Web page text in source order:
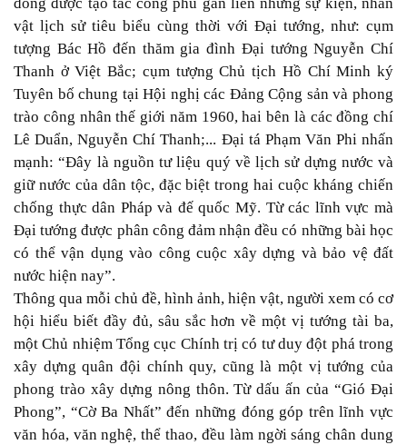
vật lịch sử tiêu biểu cùng thời với Đại tướng, như: cụm
tượng Bác Hồ đến thăm gia đình Đại tướng Nguyễn Chí
Thanh ở Việt Bắc; cụm tượng Chủ tịch Hồ Chí Minh ký
Tuyên bố chung tại Hội nghị các Đảng Cộng sản và phong
trào công nhân thế giới năm 1960, hai bên là các đồng chí
Lê Duẩn, Nguyễn Chí Thanh;... Đại tá Phạm Văn Phi nhấn
mạnh: “Đây là nguồn tư liệu quý về lịch sử dựng nước và
giữ nước của dân tộc, đặc biệt trong hai cuộc kháng chiến
chống thực dân Pháp và đế quốc Mỹ. Từ các lĩnh vực mà
Đại tướng được phân công đảm nhận đều có những bài học
có thể vận dụng vào công cuộc xây dựng và bảo vệ đất
nước hiện nay”.
Thông qua mỗi chủ đề, hình ảnh, hiện vật, người xem có cơ
hội hiểu biết đầy đủ, sâu sắc hơn về một vị tướng tài ba,
một Chủ nhiệm Tổng cục Chính trị có tư duy đột phá trong
xây dựng quân đội chính quy, cũng là một vị tướng của
phong trào xây dựng nông thôn. Từ dấu ấn của “Gió Đại
Phong”, “Cờ Ba Nhất” đến những đóng góp trên lĩnh vực
văn hóa, văn nghệ, thể thao, đều làm ngời sáng chân dung